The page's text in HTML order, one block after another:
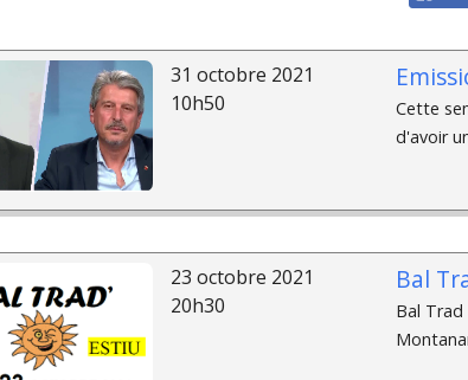
31 octobre 2021
10h50
Cette
d'avoir
23 octobre 2021
20h30
Bal
Bal Trad